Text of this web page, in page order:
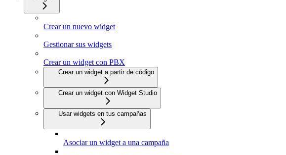
Crear un nuevo widget
Gestionar sus widgets
Crear un widget con PBX
Crear un widget a partir de código
Crear un widget con Widget Studio
Usar widgets en tus campañas
Asociar un widget a una campaña